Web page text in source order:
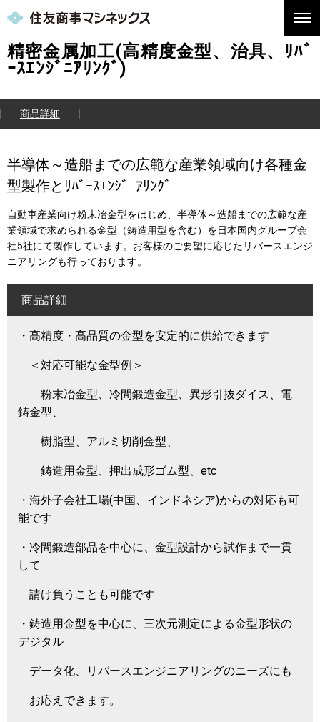
精密金属加工(高精度金型、治具、ﾘﾊﾞ
ｰｽｴﾝｼﾞﾆｱﾘﾝｸﾞ)
商品詳細
半導体～造船までの広範な産業領域向け各種金
型製作とﾘﾊﾞｰｽｴﾝｼﾞﾆｱﾘﾝｸﾞ
自動車産業向け粉末冶金型をはじめ、半導体～造船までの広範な産
業領域で求められる金型（鋳造用型を含む）を日本国内グループ会
社5社にて製作しています。お客様のご要望に応じたリバースエンジ
ニアリングも行っております。
商品詳細
・高精度・高品質の金型を安定的に供給できます
＜対応可能な金型例＞
粉末冶金型、冷間鍛造金型、異形引抜ダイス、電
鋳金型、
樹脂型、アルミ切削金型、
鋳造用金型、押出成形ゴム型、etc
・海外子会社工場(中国、インドネシア)からの対応も可
能です
・冷間鍛造部品を中心に、金型設計から試作まで一貫
して
請け負うことも可能です
・鋳造用金型を中心に、三次元測定による金型形状の
デジタル
データ化、リバースエンジニアリングのニーズにも
お応えできます。